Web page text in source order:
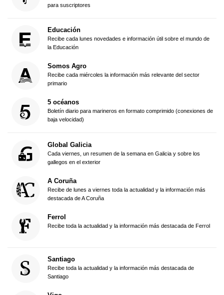
para suscriptores
Educación
Recibe cada lunes novedades e información útil sobre el mundo de
la Educación
Somos Agro
Recibe cada miércoles la información más relevante del sector
primario
5 océanos
Boletín diario para marineros en formato comprimido (conexiones de
baja velocidad)
Global Galicia
Cada viernes, un resumen de la semana en Galicia y sobre los
gallegos en el exterior
A Coruña
Recibe de lunes a viernes toda la actualidad y la información más
destacada de A Coruña
Ferrol
Recibe toda la actualidad y la información más destacada de Ferrol
Santiago
Recibe toda la actualidad y la información más destacada de
Santiago